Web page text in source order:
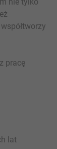
pracę
lat